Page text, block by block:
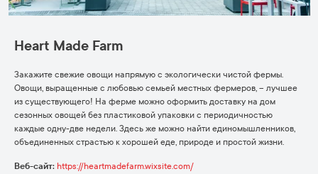
Heart Made Farm
Закажите свежие овощи напрямую с экологически чистой фермы.
Овощи, выращенные с любовью семьей местных фермеров, – лучшее
из существующего! На ферме можно оформить доставку на дом
сезонных овощей без пластиковой упаковки с периодичностью
каждые одну-две недели. Здесь же можно найти единомышленников,
объединенных страстью к хорошей еде, природе и простой жизни.
Веб-сайт: https://heartmadefarm.wixsite.com/